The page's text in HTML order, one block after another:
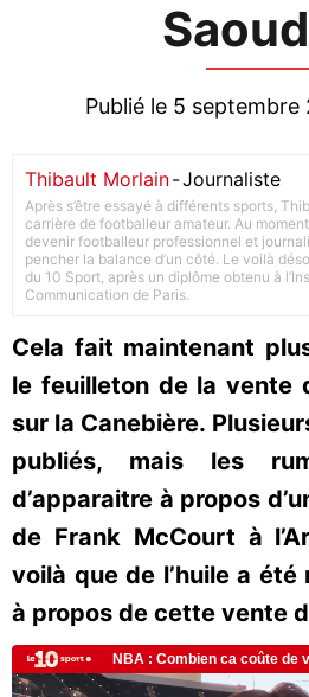
Publié le 5
Thibault Morlain-Journaliste
Après s’être essayé à différents sports,
carrière de footballeur amateur. Au
devenir footballeur professionnel et
pencher la balance d’un côté. Le voilà
du 10 Sport, après un diplôme obtenu à
Communication de Paris.
Cela fait maintenant
le feuilleton de la vente
sur la Canebière.
publiés, mais les
d’apparaitre à propos
de Frank McCourt à
voilà que de l’huile a
à propos de cette vente